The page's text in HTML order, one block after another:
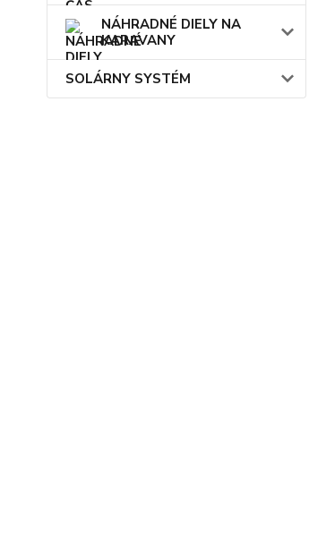
NÁHRADNÉ DIELY NA
KARAVANY
SOLÁRNY SYSTÉM